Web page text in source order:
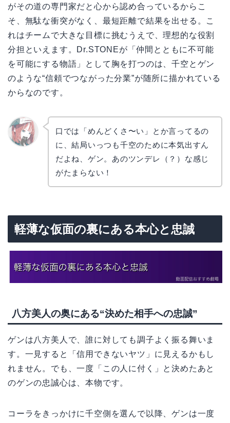
がその道の専門家だと心から認め合っているからこ
そ、無駄な衝突がなく、最短距離で結果を出せる。こ
れはチームで大きな目標に挑むうえで、理想的な役割
分担といえます。Dr.STONEが「仲間とともに不可能
を可能にする物語」として胸を打つのは、千空とゲン
のような“信頼でつながった分業”が随所に描かれている
からなのです。
口では「めんどくさ〜い」とか言ってるの
に、結局いっつも千空のために本気出すん
だよね、ゲン。あのツンデレ（？）な感じ
がたまらない！
軽薄な仮面の裏にある本心と忠誠
八方美人の奥にある“決めた相手への忠誠”
ゲンは八方美人で、誰に対しても調子よく振る舞いま
す。一見すると「信用できないヤツ」に見えるかもし
れません。でも、一度「この人に付く」と決めたあと
のゲンの忠誠心は、本物です。
コーラをきっかけに千空側を選んで以降、ゲンは一度